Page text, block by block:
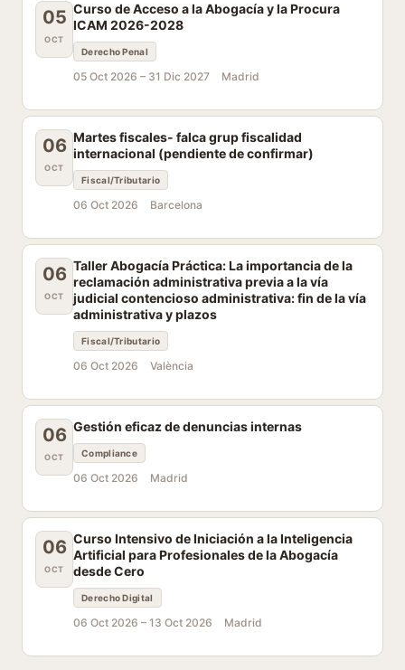
05
OCT
Curso de Acceso a la Abogacía y la Procura
ICAM 2026-2028
Derecho Penal
05 Oct 2026 – 31 Dic 2027 Madrid
06
OCT
Martes fiscales- falca grup fiscalidad
internacional (pendiente de confirmar)
Fiscal/Tributario
06 Oct 2026 Barcelona
06
OCT
Taller Abogacía Práctica: La importancia de la
reclamación administrativa previa a la vía
judicial contencioso administrativa: fin de la vía
administrativa y plazos
Fiscal/Tributario
06 Oct 2026 València
06
OCT
Gestión eficaz de denuncias internas
Compliance
06 Oct 2026 Madrid
06
OCT
Curso Intensivo de Iniciación a la Inteligencia
Artificial para Profesionales de la Abogacía
desde Cero
Derecho Digital
06 Oct 2026 – 13 Oct 2026 Madrid